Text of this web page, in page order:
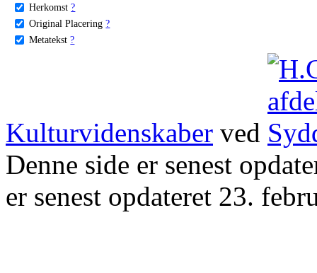
Herkomst ?
Original Placering ?
Metatekst ?
Kulturvidenskaber ved
Denne side er senest
er senest opdateret 23.